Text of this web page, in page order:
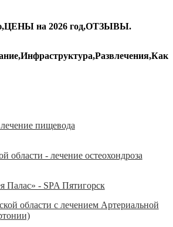
на 2026 год,ОТЗЫВЫ.
пищевода
области - лечение остеохондроза
Палас» - SPA Пятигорск
области с лечением Артериальной